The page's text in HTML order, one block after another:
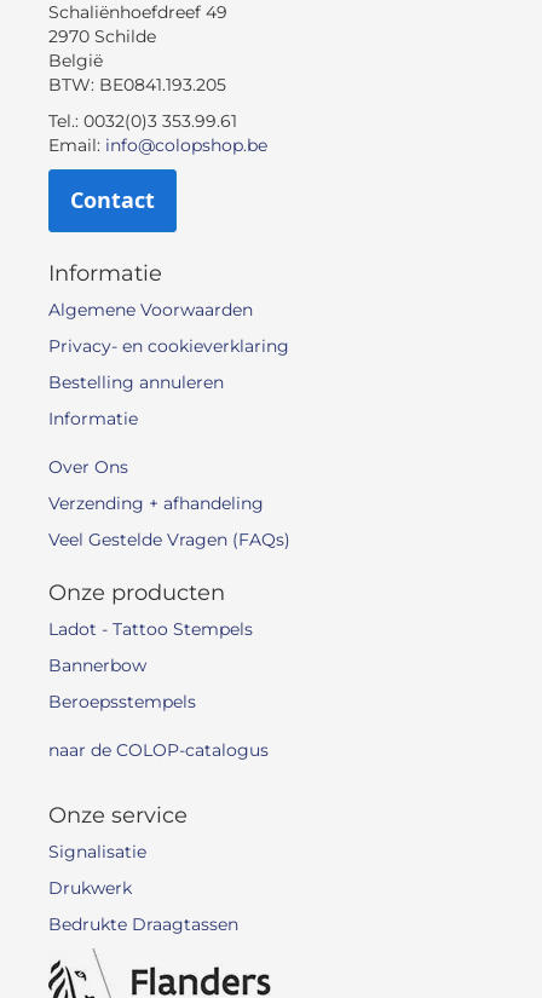
Schaliënhoefdreef 49
2970 Schilde
België
BTW: BE0841.193.205
Tel.: 0032(0)3 353.99.61
Email: info@colopshop.be
Contact
Informatie
Algemene Voorwaarden
Privacy- en cookieverklaring
Bestelling annuleren
Informatie
Over Ons
Verzending + afhandeling
Veel Gestelde Vragen (FAQs)
Onze producten
Ladot - Tattoo Stempels
Bannerbow
Beroepsstempels
naar de COLOP-catalogus
Onze service
Signalisatie
Drukwerk
Bedrukte Draagtassen